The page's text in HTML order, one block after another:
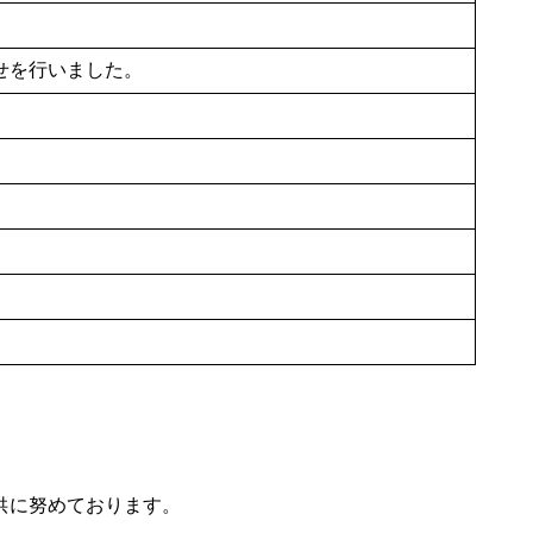
行いました。
努めております。